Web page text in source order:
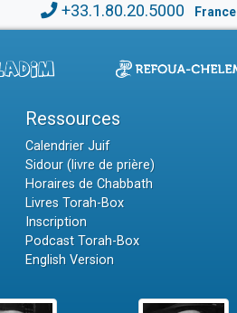
+33.1.80.20.5000 France
Ressources
Calendrier Juif
Sidour (livre de prière)
Horaires de Chabbath
Livres Torah-Box
Inscription
Podcast Torah-Box
English Version